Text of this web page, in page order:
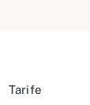
Tarife